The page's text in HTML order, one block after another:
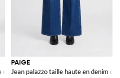
coton stretch
PAIGE
Jean palazzo taille haute en denim